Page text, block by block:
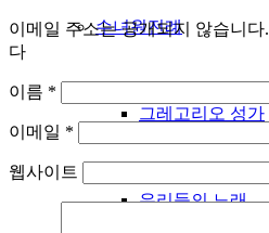
수녀원전례
그레고리오 성가
우리들의 노래
이메일 주소는 공개되지 않습니다.
다
이름 *
이메일 *
웹사이트